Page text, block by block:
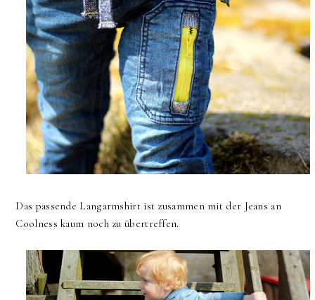
Das passende Langarmshirt ist zusammen mit der Jeans an
Coolness kaum noch zu übertreffen.